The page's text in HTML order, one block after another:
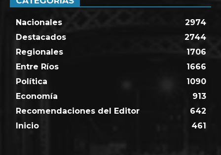
Nacionales
2974
Destacados
2744
Regionales
1706
Entre Ríos
1666
Política
1090
Economía
913
Recomendaciones del Editor
642
Inicio
461